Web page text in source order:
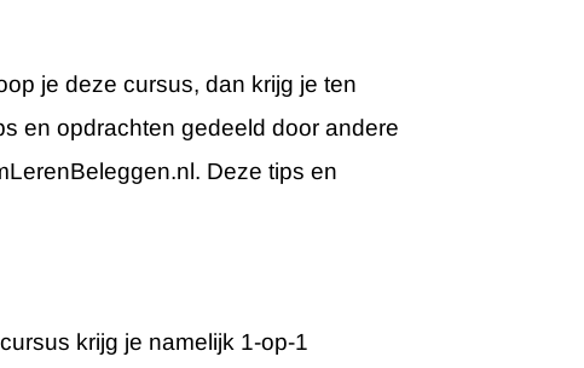
je deze cursus, dan krijg je ten
en opdrachten gedeeld door andere
Deze tips en
krijg je namelijk 1-op-1